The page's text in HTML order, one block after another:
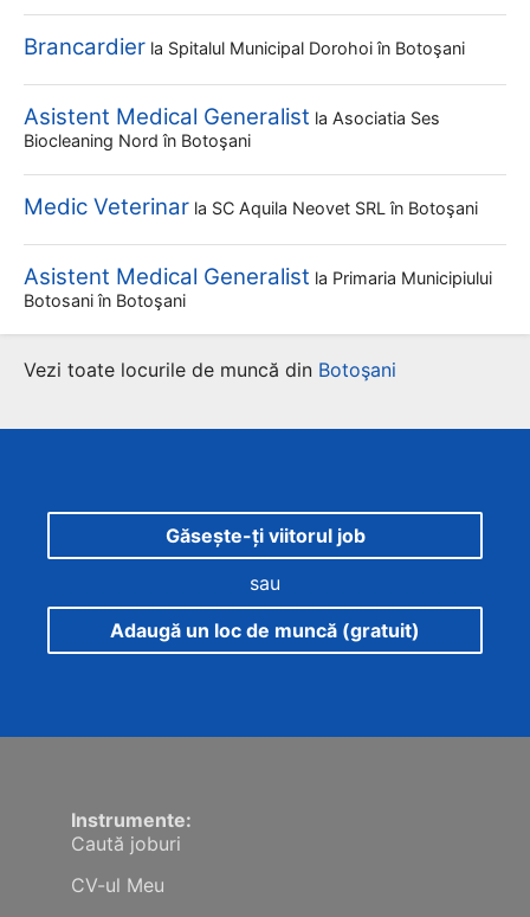
Brancardier la Spitalul Municipal Dorohoi în Botoşani
Asistent Medical Generalist la Asociatia Ses
Biocleaning Nord în Botoşani
Medic Veterinar la SC Aquila Neovet SRL în Botoşani
Asistent Medical Generalist la Primaria Municipiului
Botosani în Botoşani
Vezi toate locurile de muncă din Botoşani
Găsește-ți viitorul job
sau
Adaugă un loc de muncă (gratuit)
Instrumente:
Caută joburi
CV-ul Meu